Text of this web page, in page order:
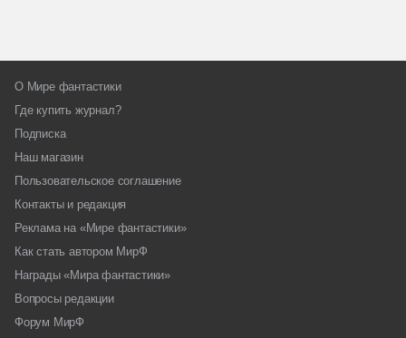
О Мире фантастики
Где купить журнал?
Подписка
Наш магазин
Пользовательское соглашение
Контакты и редакция
Реклама на «Мире фантастики»
Как стать автором МирФ
Награды «Мира фантастики»
Вопросы редакции
Форум МирФ